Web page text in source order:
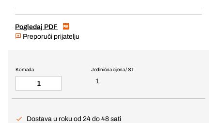
Pogledaj PDF
Preporuči prijatelju
Jedinična cijena / ST
1
Komada
Dostava u roku od 24 do 48 sati